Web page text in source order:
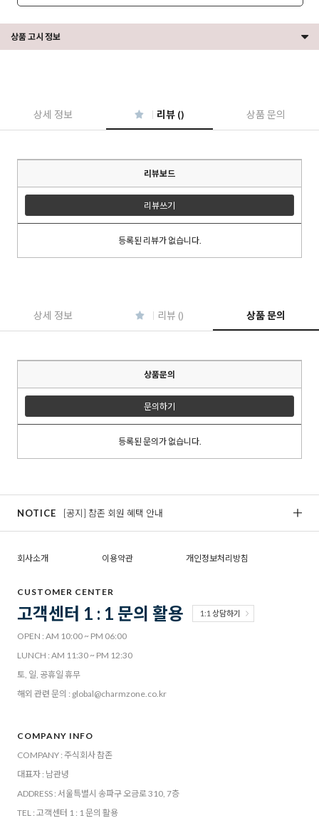
이코 라이프 하
상품 고시 정보
상세 정보 리뷰 () 상품 문의
리뷰보드
리뷰쓰기
등록된 리뷰가 없습니다.
상세 정보 리뷰 () 상품 문의
상품문의
문의하기
등록된 문의가 없습니다.
NOTICE [공지] 참존 회원 혜택 안내
회사소개 이용약관 개인정보처리방침
CUSTOMER CENTER
고객센터 1 : 1 문의 활용 1:1 상담하기
OPEN : AM 10:00 ~ PM 06:00
LUNCH : AM 11:30 ~ PM 12:30
토, 일, 공휴일 휴무
해외 관련 문의 : global@charmzone.co.kr
COMPANY INFO
COMPANY : 주식회사 참존
대표자 : 남관녕
ADDRESS : 서울특별시 송파구 오금로 310, 7층
TEL : 고객센터 1 : 1 문의 활용